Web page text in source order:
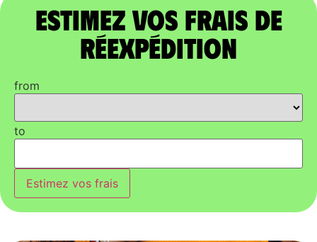
Estimez vos frais de
réexpédition
from
to
Estimez vos frais